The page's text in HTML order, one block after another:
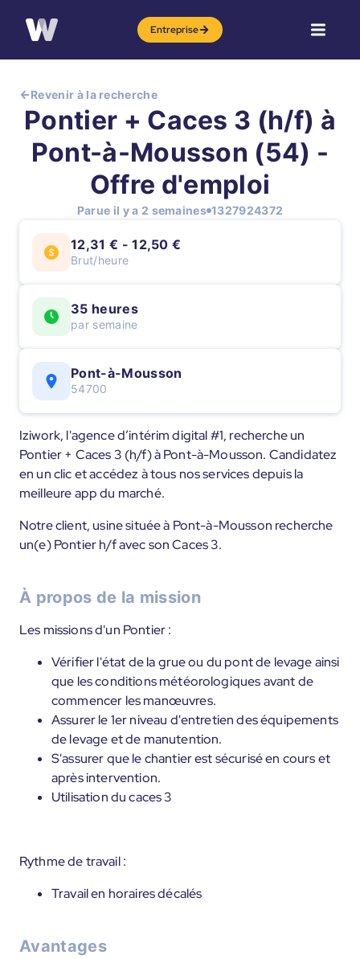
Entreprise
Revenir à la recherche
Pontier + Caces 3 (h/f) à
Pont-à-Mousson (54) -
Offre d'emploi
Parue il y a 2 semaines 1327924372
12,31 € - 12,50 €
Brut/heure
35 heures
par semaine
Pont-à-Mousson
54700
Iziwork, l'agence d’intérim digital #1, recherche un
Pontier + Caces 3 (h/f) à Pont-à-Mousson. Candidatez
en un clic et accédez à tous nos services depuis la
meilleure app du marché.
Notre client, usine située à Pont-à-Mousson recherche
un(e) Pontier h/f avec son Caces 3.
À propos de la mission
Les missions d'un Pontier :
Vérifier l'état de la grue ou du pont de levage ainsi
que les conditions météorologiques avant de
commencer les manœuvres.
Assurer le 1er niveau d'entretien des équipements
de levage et de manutention.
S'assurer que le chantier est sécurisé en cours et
après intervention.
Utilisation du caces 3
Rythme de travail :
Travail en horaires décalés
Avantages